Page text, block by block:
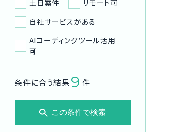
土日案件
リモート可
自社サービスがある
AIコーディングツール活用
可
条件に合う結果9 件
この条件で検索